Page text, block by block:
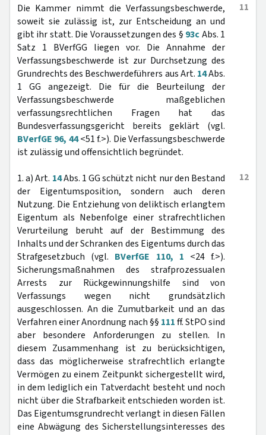
11
Die Kammer nimmt die Verfassungsbeschwerde,
soweit sie zulässig ist, zur Entscheidung an und
gibt ihr statt. Die Voraussetzungen des § 93cAbs. 1
Satz 1 BVerfGG liegen vor. Die Annahme der
Verfassungsbeschwerde ist zur Durchsetzung des
Grundrechts des Beschwerdeführers aus Art. 14Abs.
1 GG angezeigt. Die für die Beurteilung der
Verfassungsbeschwerde maßgeblichen
verfassungsrechtlichen Fragen hat das
Bundesverfassungsgericht bereits geklärt (vgl.
BVerfGE 96, 44<51 f.>). Die Verfassungsbeschwerde
ist zulässig und offensichtlich begründet.
12
1. a) Art. 14Abs. 1 GG schützt nicht nur den Bestand
der Eigentumsposition, sondern auch deren
Nutzung. Die Entziehung von deliktisch erlangtem
Eigentum als Nebenfolge einer strafrechtlichen
Verurteilung beruht auf der Bestimmung des
Inhalts und der Schranken des Eigentums durch das
Strafgesetzbuch (vgl. BVerfGE 110, 1 <24 f.>).
Sicherungsmaßnahmen des strafprozessualen
Arrests zur Rückgewinnungshilfe sind von
Verfassungs wegen nicht grundsätzlich
ausgeschlossen. An die Zumutbarkeit und an das
Verfahren einer Anordnung nach §§ 111ff. StPO sind
aber besondere Anforderungen zu stellen. In
diesem Zusammenhang ist zu berücksichtigen,
dass das möglicherweise strafrechtlich erlangte
Vermögen zu einem Zeitpunkt sichergestellt wird,
in dem lediglich ein Tatverdacht besteht und noch
nicht über die Strafbarkeit entschieden worden ist.
Das Eigentumsgrundrecht verlangt in diesen Fällen
eine Abwägung des Sicherstellungsinteresses des